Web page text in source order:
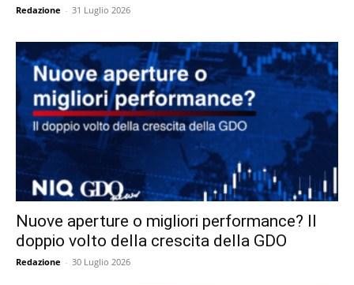
Redazione - 31 Luglio 2026
Nuove aperture o migliori performance? Il
doppio volto della crescita della GDO
Redazione - 30 Luglio 2026